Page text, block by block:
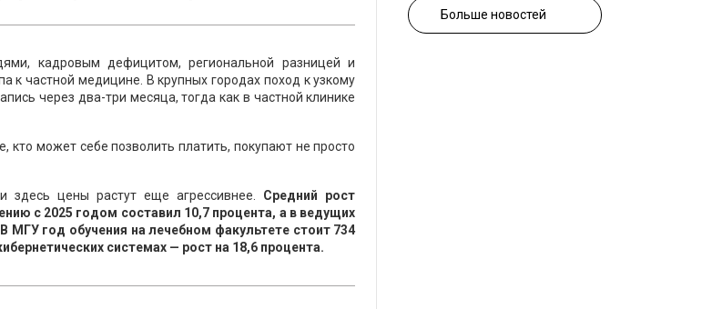
кадровым дефицитом, региональной разницей и
к частной медицине. В крупных городах поход к узкому
через два-три месяца, тогда как в частной клинике
кто может себе позволить платить, покупают не просто
здесь цены растут еще агрессивнее. Средний рост
с 2025 годом составил 10,7 процента, а в ведущих
МГУ год обучения на лечебном факультете стоит 734
системах — рост на 18,6 процента.
Больше новостей